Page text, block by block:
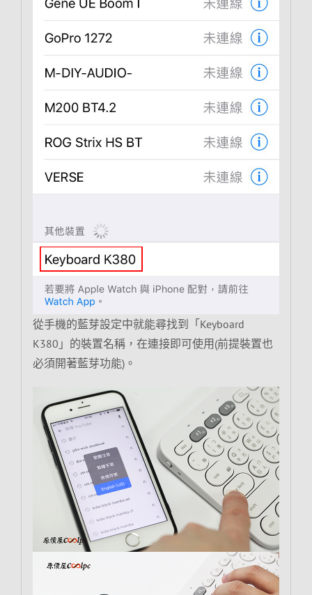
從手機的藍芽設定中就能尋找到「Keyboard
K380」的裝置名稱，在連接即可使用(前提裝置也
必須開著藍芽功能)。